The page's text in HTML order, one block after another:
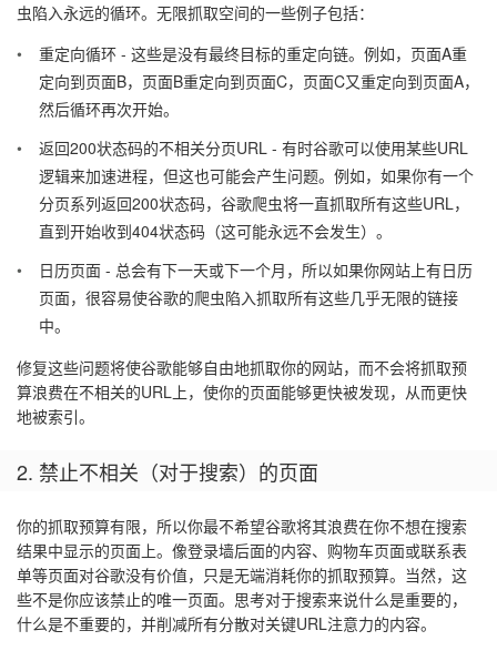
虫陷入永远的循环。无限抓取空间的一些例子包括：
重定向循环 - 这些是没有最终目标的重定向链。例如，页面A重
定向到页面B，页面B重定向到页面C，页面C又重定向到页面A，
然后循环再次开始。
返回200状态码的不相关分页URL - 有时谷歌可以使用某些URL
逻辑来加速进程，但这也可能会产生问题。例如，如果你有一个
分页系列返回200状态码，谷歌爬虫将一直抓取所有这些URL，
直到开始收到404状态码（这可能永远不会发生）。
日历页面 - 总会有下一天或下一个月，所以如果你网站上有日历
页面，很容易使谷歌的爬虫陷入抓取所有这些几乎无限的链接
中。
修复这些问题将使谷歌能够自由地抓取你的网站，而不会将抓取预
算浪费在不相关的URL上，使你的页面能够更快被发现，从而更快
地被索引。
2. 禁止不相关（对于搜索）的页面
你的抓取预算有限，所以你最不希望谷歌将其浪费在你不想在搜索
结果中显示的页面上。像登录墙后面的内容、购物车页面或联系表
单等页面对谷歌没有价值，只是无端消耗你的抓取预算。当然，这
些不是你应该禁止的唯一页面。思考对于搜索来说什么是重要的，
什么是不重要的，并削减所有分散对关键URL注意力的内容。